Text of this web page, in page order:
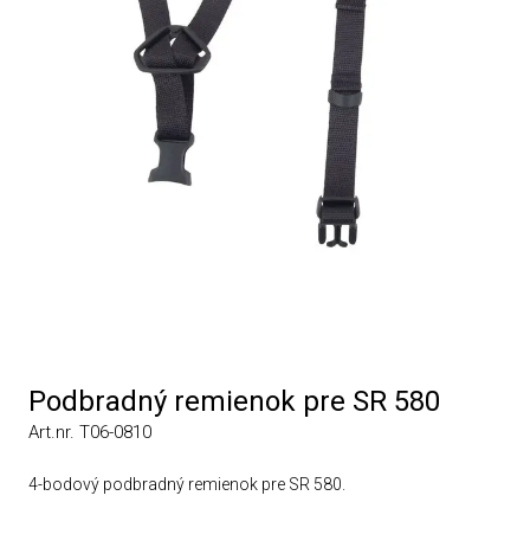
Podbradný remienok pre SR 580
Art.nr. T06-0810
4-bodový podbradný remienok pre SR 580.